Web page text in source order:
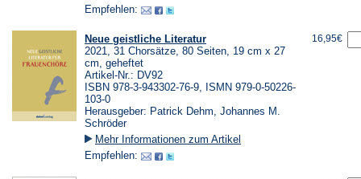
Empfehlen:
Neue geistliche Literatur
2021, 31 Chorsätze, 80 Seiten, 19 cm x 27
cm, geheftet
Artikel-Nr.: DV92
ISBN 978-3-943302-76-9, ISMN 979-0-50226-
103-0
Herausgeber: Patrick Dehm, Johannes M.
Schröder
Mehr Informationen zum Artikel
Empfehlen:
16,95€